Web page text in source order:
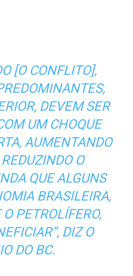
[O CONFLITO],
DEVEM SER
UM CHOQUE
AUMENTANDO
O
QUE ALGUNS
BRASILEIRA,
PETROLÍFERO,
DIZ O
DO BC.